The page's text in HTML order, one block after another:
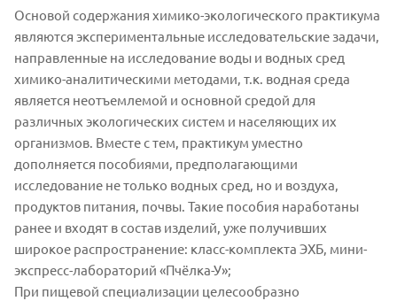
Основой содержания химико-экологического практикума
являются экспериментальные исследовательские задачи,
направленные на исследование воды и водных сред
химико-аналитическими методами, т.к. водная среда
является неотъемлемой и основной средой для
различных экологических систем и населяющих их
организмов. Вместе с тем, практикум уместно
дополняется пособиями, предполагающими
исследование не только водных сред, но и воздуха,
продуктов питания, почвы. Такие пособия наработаны
ранее и входят в состав изделий, уже получивших
широкое распространение: класс-комплекта ЭХБ, мини-
экспресс-лабораторий «Пчёлка-У»;
При пищевой специализации целесообразно